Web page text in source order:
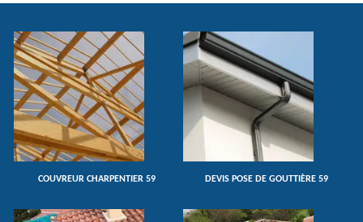
COUVREUR CHARPENTIER 59 DEVIS POSE DE GOUTTIÈRE 59